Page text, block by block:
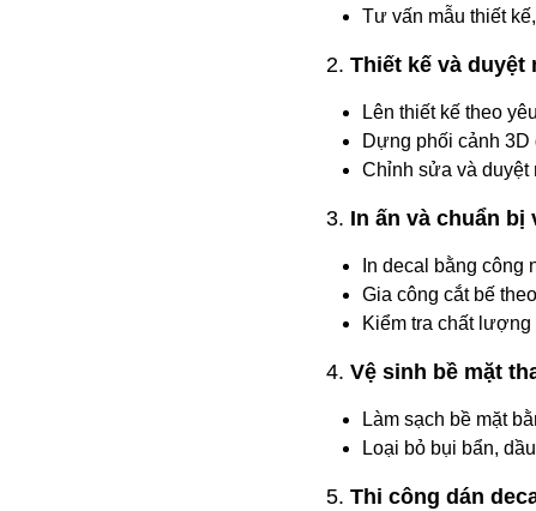
Tư vấn mẫu thiết
2. Thiết kế và duyệt
Lên thiết kế theo
Dựng phối cảnh 3D
Chỉnh sửa và duyệt
3. In ấn và chuẩn bị
In decal bằng
Gia công cắt bế
Kiểm tra chất
4. Vệ sinh bề mặt
Làm sạch bề mặt
Loại bỏ bụi bẩn,
5. Thi công dán